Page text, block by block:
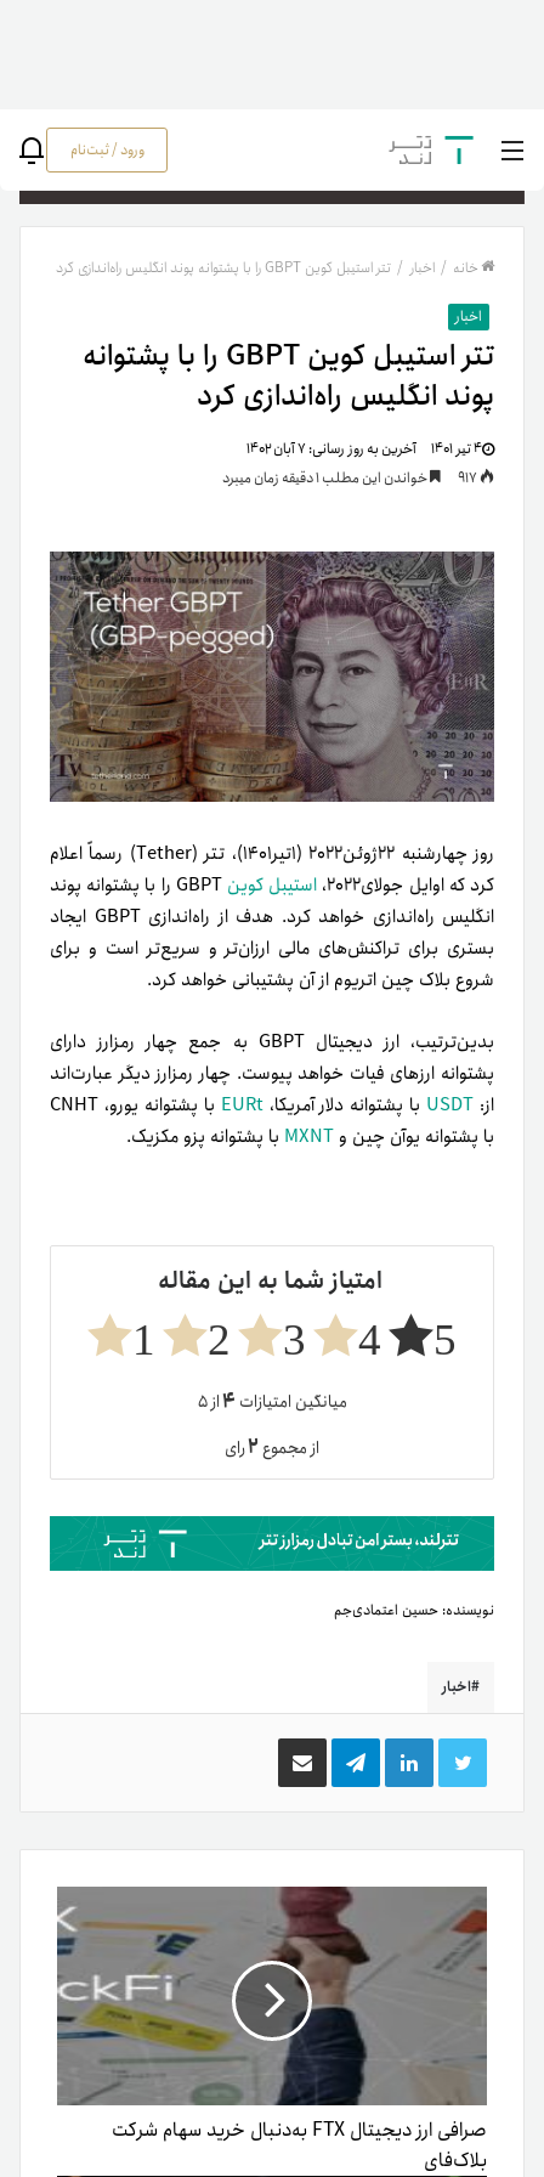
ورود / ثبت‌نام
خانه / اخبار / تتر استیبل کوین GBPT را با پشتوانه پوند انگلیس راه‌اندازی کرد
اخبار
تتر استیبل کوین GBPT را با پشتوانه
پوند انگلیس راه‌اندازی کرد
۴ تیر ۱۴۰۱ آخرین به روز رسانی:۷ آبان ۱۴۰۲
خواندن این مطلب 1 دقیقه زمان میبرد
روز چهارشنبه ۲۲ژوئن۲۰۲۲ (۱تیر۱۴۰۱)، تتر (Tether) رسماً اعلام
کرد که اوایل جولای‌۲۰۲۲،
استیبل کوین
GBPT را با پشتوانه پوند
انگلیس راه‌اندازی خواهد کرد. هدف از راه‌اندازی GBPT ایجاد
بستری برای تراکنش‌های مالی ارزان‌تر و سریع‌تر است و برای
شروع بلاک چین اتریوم از آن پشتیبانی خواهد کرد.
بدین‌ترتیب، ارز دیجیتال GBPT به جمع چهار رمزارز دارای
پشتوانه ارزهای فیات خواهد پیوست. چهار رمزارز دیگر عبارت‌اند
از: USDT با پشتوانه دلار آمریکا،EURt
با پشتوانه یورو، CNHT
با پشتوانه یوآن چین و MXNT با پشتوانه پزو مکزیک.
امتیاز شما به این مقاله
5
4
3
2
1
میانگین امتیازات ۴از ۵
از مجموع۲رای
نویسنده: حسین اعتمادی‌جم
اخبار
توییتر لینکدینتلگرام اشتراک
گذاری
ایمیل
صرافی ارز دیجیتال FTX به‌دنبال خرید سهام شرکت
بلاک‌فای